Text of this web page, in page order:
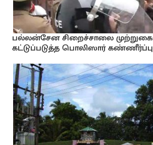
பல்லன்சேன சிறைச்சாலை
கட்டுப்படுத்த பொலிஸார்